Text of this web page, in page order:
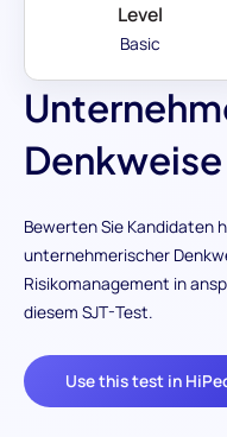
Denkweise
Bewerten Sie Kandidaten
unternehmerischer
Risikomanagement in
diesem SJT-Test.
Use this test in
Level
Basic